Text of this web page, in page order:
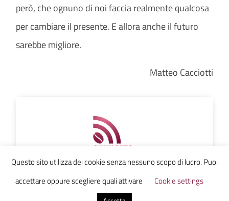
però, che ognuno di noi faccia realmente qualcosa
per cambiare il presente. E allora anche il futuro
sarebbe migliore.
Matteo Cacciotti
Questo sito utilizza dei cookie senza nessuno scopo di lucro. Puoi
accettare oppure scegliere quali attivare
Cookie settings